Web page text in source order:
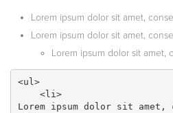
Lorem ipsum dolor sit amet,
Lorem ipsum dolor sit amet,
Lorem ipsum dolor sit amet,
<ul>
    <li>
Lorem ipsum dolor sit